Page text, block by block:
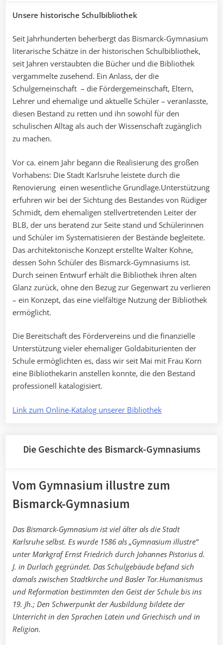
Unsere historische Schulbibliothek
Seit Jahrhunderten beherbergt das Bismarck-Gymnasium
literarische Schätze in der historischen Schulbibliothek,
seit Jahren verstaubten die Bücher und die Bibliothek
vergammelte zusehend. Ein Anlass, der die
Schulgemeinschaft – die Fördergemeinschaft, Eltern,
Lehrer und ehemalige und aktuelle Schüler – veranlasste,
diesen Bestand zu retten und ihn sowohl für den
schulischen Alltag als auch der Wissenschaft zugänglich
zu machen.
Vor ca. einem Jahr begann die Realisierung des großen
Vorhabens: Die Stadt Karlsruhe leistete durch die
Renovierung einen wesentliche Grundlage.Unterstützung
erfuhren wir bei der Sichtung des Bestandes von Rüdiger
Schmidt, dem ehemaligen stellvertretenden Leiter der
BLB, der uns beratend zur Seite stand und Schülerinnen
und Schüler im Systematisieren der Bestände begleitete.
Das architektonische Konzept erstellte Walter Kohne,
dessen Sohn Schüler des Bismarck-Gymnasiums ist.
Durch seinen Entwurf erhält die Bibliothek ihren alten
Glanz zurück, ohne den Bezug zur Gegenwart zu verlieren
– ein Konzept, das eine vielfältige Nutzung der Bibliothek
ermöglicht.
Die Bereitschaft des Fördervereins und die finanzielle
Unterstützung vieler ehemaliger Goldabiturienten der
Schule ermöglichten es, dass wir seit Mai mit Frau Korn
eine Bibliothekarin anstellen konnte, die den Bestand
professionell katalogisiert.
Link zum Online-Katalog unserer Bibliothek
Die Geschichte des Bismarck-Gymnasiums
Vom Gymnasium illustre zum
Bismarck-Gymnasium
Das Bismarck-Gymnasium ist viel älter als die Stadt
Karlsruhe selbst. Es wurde 1586 als „Gymnasium illustre“
unter Markgraf Ernst Friedrich durch Johannes Pistorius d.
J. in Durlach gegründet. Das Schulgebäude befand sich
damals zwischen Stadtkirche und Basler Tor.Humanismus
und Reformation bestimmten den Geist der Schule bis ins
19. Jh.; Den Schwerpunkt der Ausbildung bildete der
Unterricht in den Sprachen Latein und Griechisch und in
Religion.